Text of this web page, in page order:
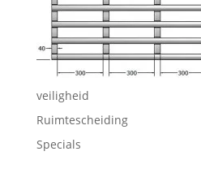
veiligheid
Ruimtescheiding
Specials